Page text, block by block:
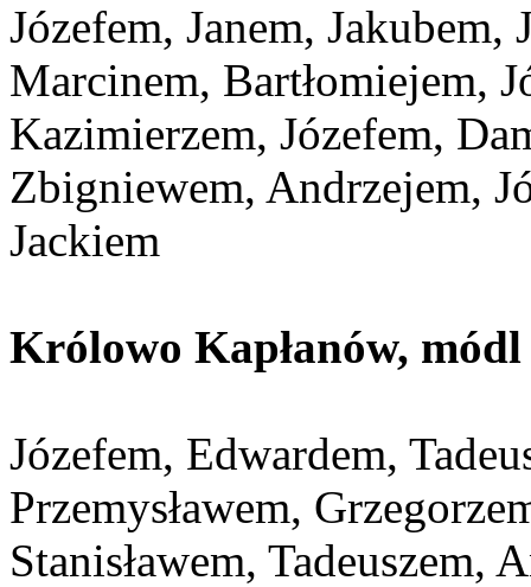
Józefem, Janem, Jakubem,
Marcinem, Bartłomiejem,
Kazimierzem, Józefem,
Zbigniewem, Andrzejem,
Jackiem
Królowo Kapłanów,
Józefem, Edwardem,
Przemysławem,
Stanisławem, Tadeuszem,